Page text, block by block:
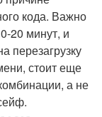
кода. Важно
20 минут, и
перезагрузку
стоит еще
а не